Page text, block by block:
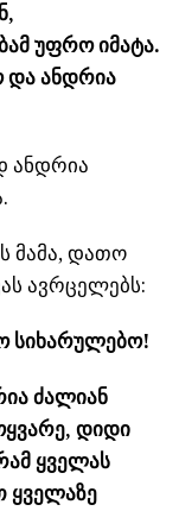
უფრო იმატა.
და ანდრია
ანდრია
მამა, დათო
ავრცელებს:
სიხარულებო!
ძალიან
დიდი
ყველას
ყველაზე